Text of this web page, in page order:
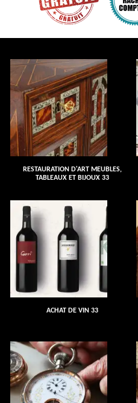
RESTAURATION D'ART MEUBLES,
TABLEAUX ET BIJOUX 33
ACHAT DE VIN 33